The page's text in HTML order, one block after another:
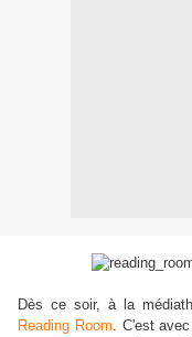
Dès ce soir, à la
Reading Room. C'est